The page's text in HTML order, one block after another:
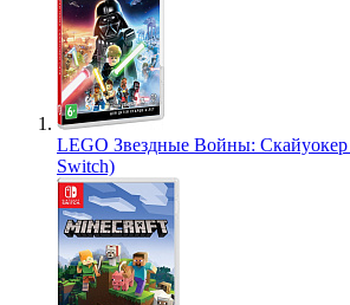
LEGO Звездные Войны: Скайуокер
Switch)